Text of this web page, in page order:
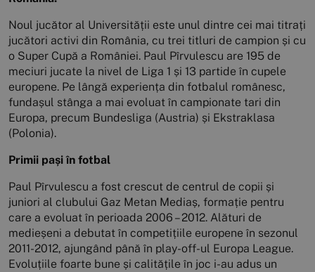
Noul jucător al Universității este unul dintre cei mai titrați
jucători activi din România, cu trei titluri de campion și cu
o Super Cupă a României. Paul Pîrvulescu are 195 de
meciuri jucate la nivel de Liga 1 și 13 partide în cupele
europene. Pe lângă experiența din fotbalul românesc,
fundașul stânga a mai evoluat în campionate tari din
Europa, precum Bundesliga (Austria) și Ekstraklasa
(Polonia).
Primii pași în fotbal
Paul Pîrvulescu a fost crescut de centrul de copii și
juniori al clubului Gaz Metan Mediaș, formație pentru
care a evoluat în perioada 2006 – 2012. Alături de
medieșeni a debutat în competițiile europene în sezonul
2011-2012, ajungând până în play-off-ul Europa League.
Evoluțiile foarte bune și calitățile în joc i-au adus un